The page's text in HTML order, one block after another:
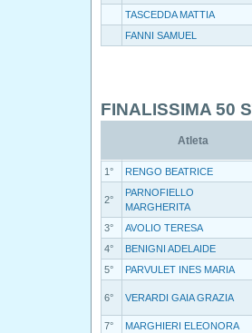
TASCEDDA MATTIA
FANNI SAMUEL
FINALISSIMA 50
Atleta
1° RENGO BEATRICE
2°
PARNOFIELLO
MARGHERITA
3° AVOLIO TERESA
4°
BENIGNI ADELAIDE
5°
PARVULET INES MARIA
6° VERARDI GAIA GRAZIA
7°
MARGHIERI ELEONORA